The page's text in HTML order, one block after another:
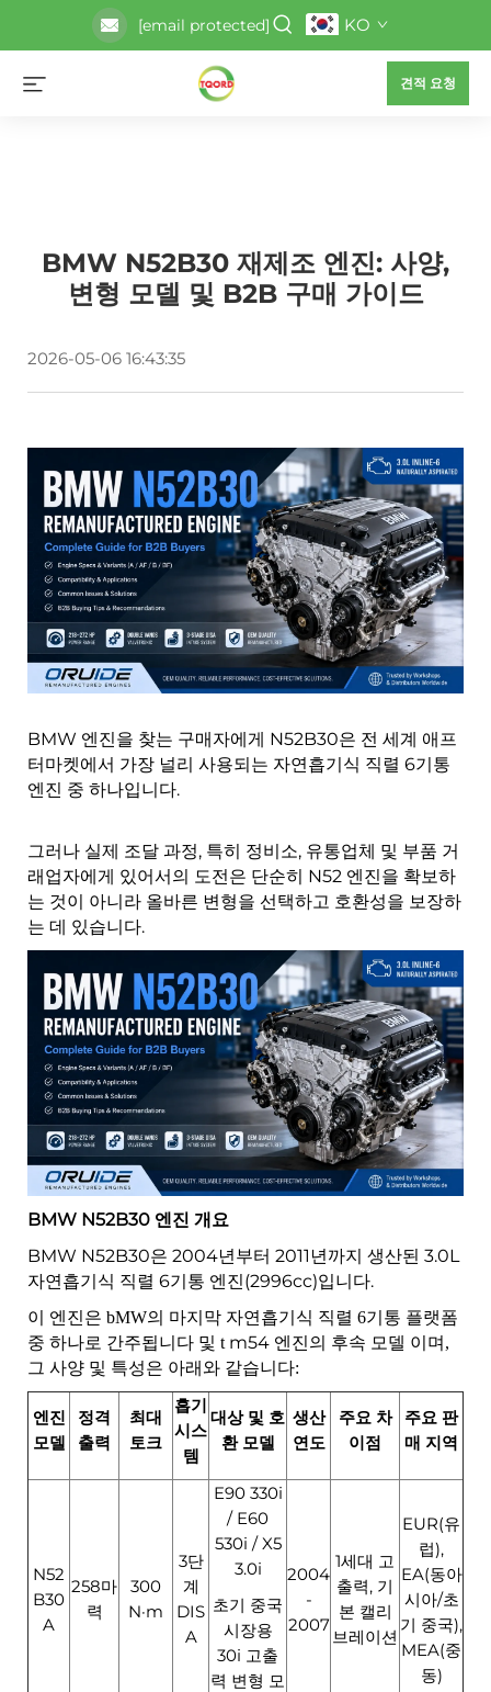
[email protected] KO
견적 요청
BMW N52B30 재제조 엔진: 사양,
변형 모델 및 B2B 구매 가이드
2026-05-06 16:43:35
BMW 엔진을 찾는 구매자에게 N52B30은 전 세계 애프
터마켓에서 가장 널리 사용되는 자연흡기식 직렬 6기통
엔진 중 하나입니다.
그러나 실제 조달 과정, 특히 정비소, 유통업체 및 부품 거
래업자에게 있어서의 도전은 단순히 N52 엔진을 확보하
는 것이 아니라 올바른 변형을 선택하고 호환성을 보장하
는 데 있습니다.
BMW N52B30 엔진 개요
BMW N52B30은 2004년부터 2011년까지 생산된 3.0L
자연흡기식 직렬 6기통 엔진(2996cc)입니다.
이 엔진은 bMW의 마지막 자연흡기식 직렬 6기통 플랫폼
중 하나로 간주됩니다 및 t m54 엔진의 후속 모델 이며,
그 사양 및 특성은 아래와 같습니다:
엔진
모델
정격
출력
최대
토크
흡기
시스
템
대상 및 호
환 모델
생산
연도
주요 차
이점
주요 판
매 지역
N52
B30
A
258마
력
300
N·m
3단
계
DIS
A
E90 330i
/ E60
530i / X5
3.0i
초기 중국
시장용
30i 고출
력 변형 모
2004
-
2007
1세대 고
출력, 기
본 캘리
브레이션
EUR(유
럽),
EA(동아
시아/초
기 중국),
MEA(중
동)